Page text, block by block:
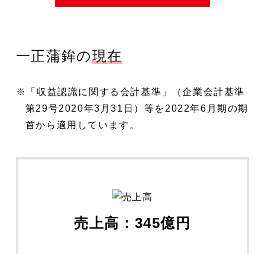
一正蒲鉾の現在
「収益認識に関する会計基準」（企業会計基準
第29号2020年3月31日）等を2022年6月期の期
首から適用しています。
売上高：345億円